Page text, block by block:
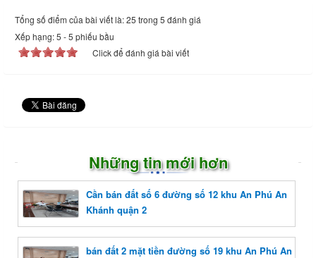
Tổng số điểm của bài viết là: 25 trong 5 đánh giá
Xếp hạng:5 -5 phiếu bầu
Click để đánh giá bài viết
Những tin mới hơn
Cần bán đất số 6 đường số 12 khu An Phú An
Khánh quận 2
bán đất 2 mặt tiền đường số 19 khu An Phú An